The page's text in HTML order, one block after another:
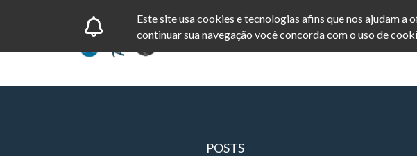
Este site usa cookies e tecnologias afins que nos ajudam
continuar sua navegação você concorda com o uso de
POSTS